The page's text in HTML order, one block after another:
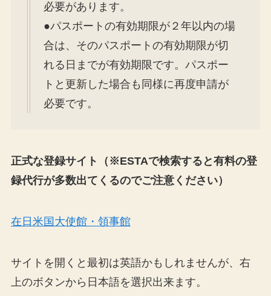
必要があります。
●パスポートの有効期限が２年以内の場
合は、そのパスポートの有効期限が切
れる日までが有効期限です。パスポー
トと更新した場合も同様に再度申請が
必要です。
正式な登録サイト（※ESTAで検索すると有料の登
録代行が多数出てくるのでご注意ください）
在日米国大使館・領事館
サイトを開くと最初は英語かもしれませんが、右
上のボタンから日本語を選択出来ます。